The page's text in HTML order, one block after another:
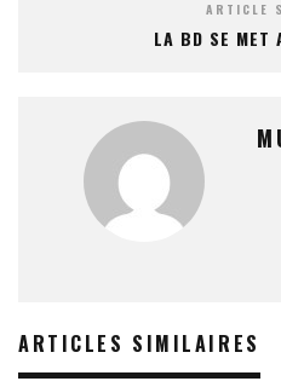
ARTICLE
LA BD SE MET
ARTICLES SIMILAIRES